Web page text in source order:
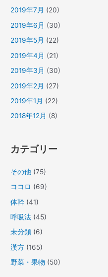
2019年7月 (20)
2019年6月 (30)
2019年5月 (22)
2019年4月 (21)
2019年3月 (30)
2019年2月 (27)
2019年1月 (22)
2018年12月 (8)
カテゴリー
その他 (75)
ココロ (69)
体幹 (41)
呼吸法 (45)
未分類 (6)
漢方 (165)
野菜・果物 (50)